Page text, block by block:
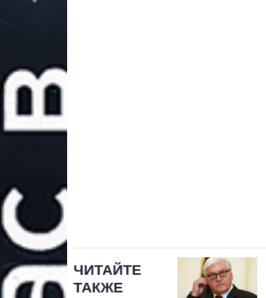
ЧИТАЙТЕ
ТАКЖЕ